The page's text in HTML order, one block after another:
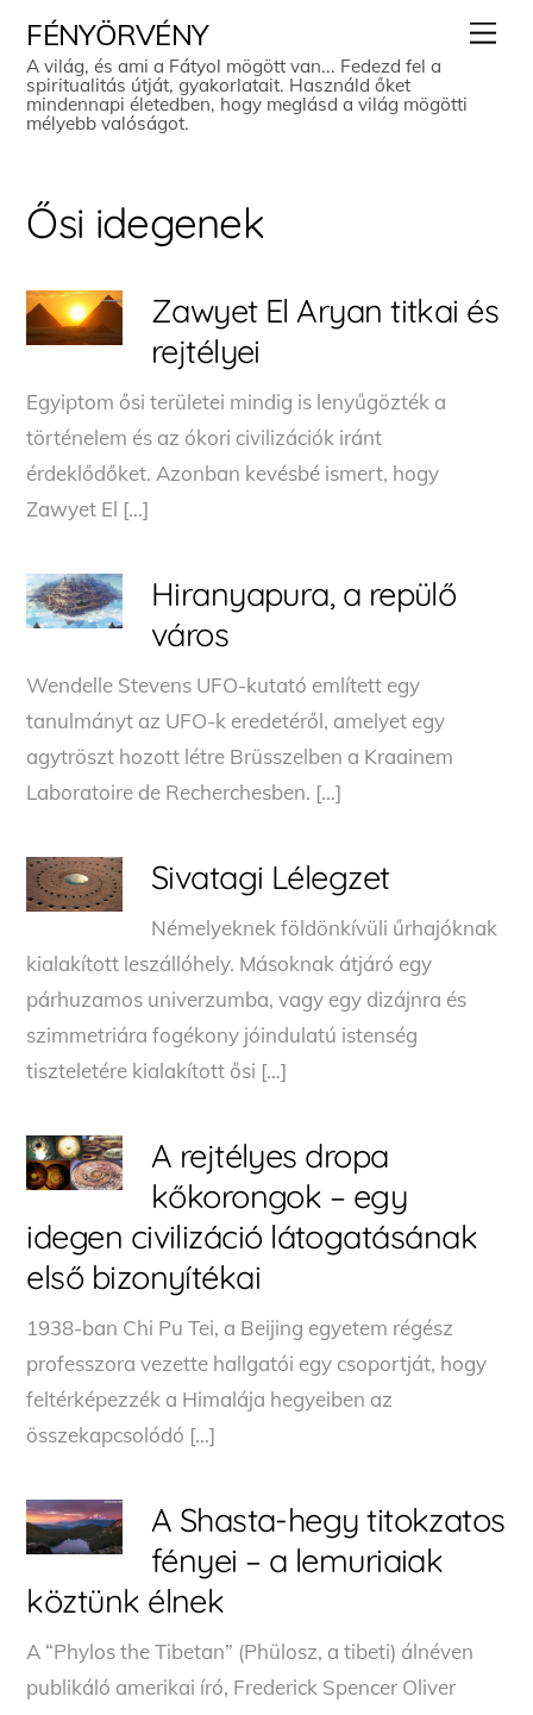
content
FÉNYÖRVÉNY
A világ, és ami a Fátyol mögött van... Fedezd fel a
spiritualitás útját, gyakorlatait. Használd őket
mindennapi életedben, hogy meglásd a világ mögötti
mélyebb valóságot.
Ősi idegenek
Zawyet El Aryan titkai és
rejtélyei
Egyiptom ősi területei mindig is lenyűgözték a
történelem és az ókori civilizációk iránt
érdeklődőket. Azonban kevésbé ismert, hogy
Zawyet El […]
Hiranyapura, a repülő
város
Wendelle Stevens UFO-kutató említett egy
tanulmányt az UFO-k eredetéről, amelyet egy
agytröszt hozott létre Brüsszelben a Kraainem
Laboratoire de Recherchesben. […]
Sivatagi Lélegzet
Némelyeknek földönkívüli űrhajóknak
kialakított leszállóhely. Másoknak átjáró egy
párhuzamos univerzumba, vagy egy dizájnra és
szimmetriára fogékony jóindulatú istenség
tiszteletére kialakított ősi […]
A rejtélyes dropa
kőkorongok – egy
idegen civilizáció látogatásának
első bizonyítékai
1938-ban Chi Pu Tei, a Beijing egyetem régész
professzora vezette hallgatói egy csoportját, hogy
feltérképezzék a Himalája hegyeiben az
összekapcsolódó […]
A Shasta-hegy titokzatos
fényei – a lemuriaiak
köztünk élnek
A “Phylos the Tibetan” (Phülosz, a tibeti) álnéven
publikáló amerikai író, Frederick Spencer Oliver